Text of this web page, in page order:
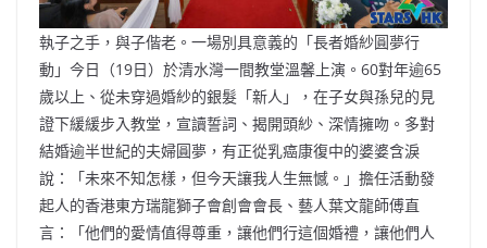
執子之手，與子偕老。一場別具意義的「長者婚紗圓夢行
動」今日（19日）於清水灣一間教堂溫馨上演。60對年逾65
歲以上、從未穿過婚紗的銀髮「新人」，在子女與孫兒的見
證下緩緩步入教堂，宣讀誓詞、揭開頭紗、深情擁吻。多對
結婚逾半世紀的夫婦圓夢，有正從乳癌康復中的婆婆含淚
說：「未來不知怎樣，但今天讓我人生無憾。」擔任活動發
起人的香港東方瑞龍獅子會創會會長、藝人葉文龍師傅直
言：「他們的愛情值得尊重，讓他們行這個婚禮，讓他們人